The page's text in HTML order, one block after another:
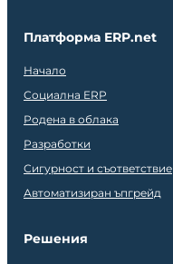
Платформа ERP.net
Начало
Социална ERP
Родена в облака
Разработки
Сигурност и съответствие
Автоматизиран ъпгрейд
Решения